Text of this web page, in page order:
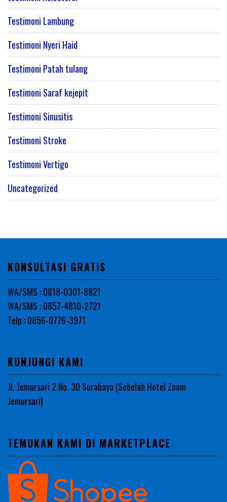
Testimoni Lambung
Testimoni Nyeri Haid
Testimoni Patah tulang
Testimoni Saraf kejepit
Testimoni Sinusitis
Testimoni Stroke
Testimoni Vertigo
Uncategorized
KONSULTASI GRATIS
WA/SMS : 0818-0301-8821
WA/SMS : 0857-4810-2721
Telp : 0856-0776-3971
KUNJUNGI KAMI
Jl. Jemursari 2 No. 30 Surabaya (Sebelah Hotel Zoom
Jemursari)
TEMUKAN KAMI DI MARKETPLACE